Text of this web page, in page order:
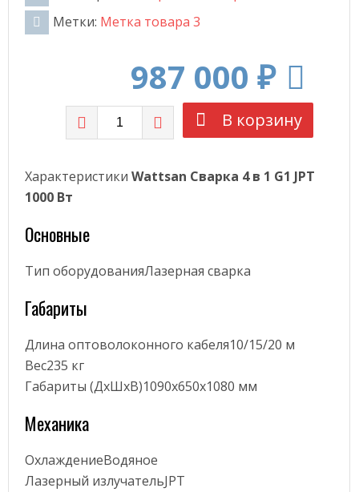
АВТОМАТИЗАЦИЯ
УЧЕНЫЕ «РОСАТОМА» ПРЕДСТАВИЛИ НА ВЫСТАВКЕ ФОРУМА БУДУЩИХ
Метки: Метка товара 3
987 000 ₽
В корзину
Характеристики Wattsan Сварка 4 в 1 G1 JPT
1000 Вт
Основные
Тип оборудованияЛазерная сварка
Габариты
Длина оптоволоконного кабеля10/15/20 м
Вес235 кг
Габариты (ДхШхВ)1090x650x1080 мм
Механика
ОхлаждениеВодяное
Лазерный излучательJPT